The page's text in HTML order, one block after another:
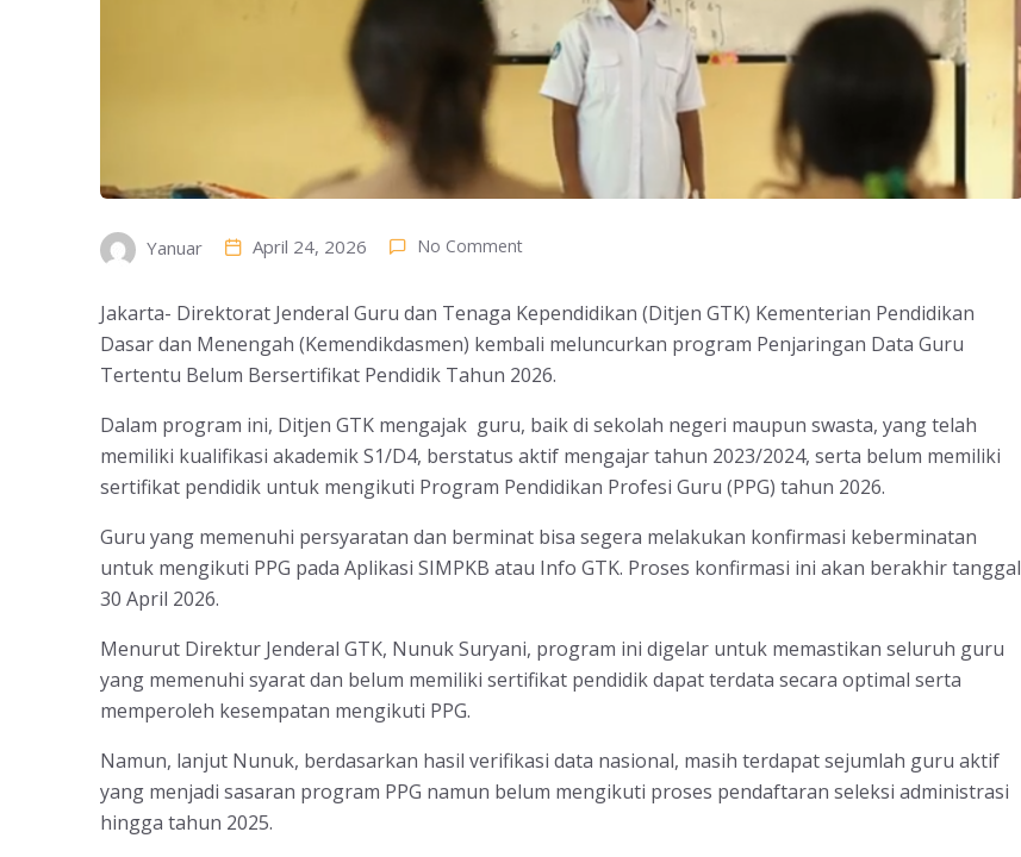
Yanuar April 24, 2026 No Comment
Jakarta- Direktorat Jenderal Guru dan Tenaga Kependidikan (Ditjen GTK) Kementerian Pendidikan
Dasar dan Menengah (Kemendikdasmen) kembali meluncurkan program Penjaringan Data Guru
Tertentu Belum Bersertifikat Pendidik Tahun 2026.
Dalam program ini, Ditjen GTK mengajak guru, baik di sekolah negeri maupun swasta, yang telah
memiliki kualifikasi akademik S1/D4, berstatus aktif mengajar tahun 2023/2024, serta belum memiliki
sertifikat pendidik untuk mengikuti Program Pendidikan Profesi Guru (PPG) tahun 2026.
Guru yang memenuhi persyaratan dan berminat bisa segera melakukan konfirmasi keberminatan
untuk mengikuti PPG pada Aplikasi SIMPKB atau Info GTK. Proses konfirmasi ini akan berakhir tanggal
30 April 2026.
Menurut Direktur Jenderal GTK, Nunuk Suryani, program ini digelar untuk memastikan seluruh guru
yang memenuhi syarat dan belum memiliki sertifikat pendidik dapat terdata secara optimal serta
memperoleh kesempatan mengikuti PPG.
Namun, lanjut Nunuk, berdasarkan hasil verifikasi data nasional, masih terdapat sejumlah guru aktif
yang menjadi sasaran program PPG namun belum mengikuti proses pendaftaran seleksi administrasi
hingga tahun 2025.